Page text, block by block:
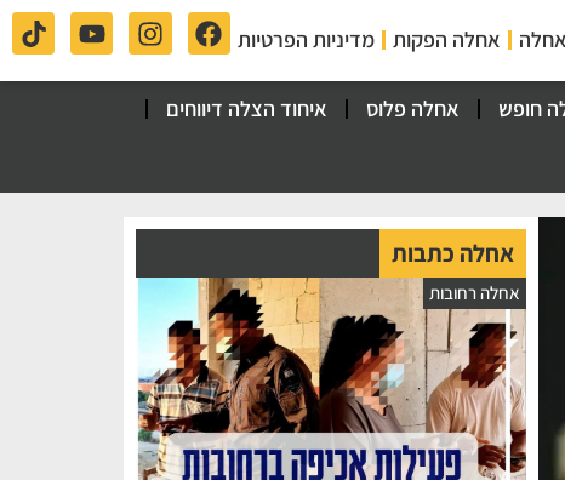
אחלה הפקות מדיניות הפרטיות
חופש אחלה פלוס
איחוד הצלה דיווחים
אחלה כתבות
אחלה רחובות